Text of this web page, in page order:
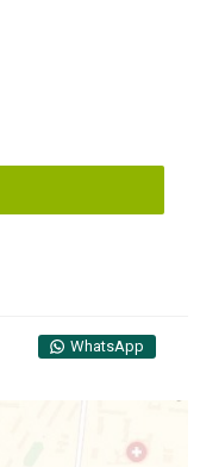
WhatsApp